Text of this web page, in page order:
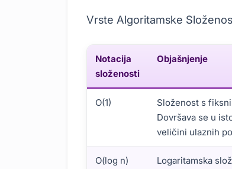
Vrste Algoritamske
Notacija
složenosti
Objašnjenje
O(1)
Složenost s
Dovršava se u
veličini ulaznih
O(log n)
Logaritamska